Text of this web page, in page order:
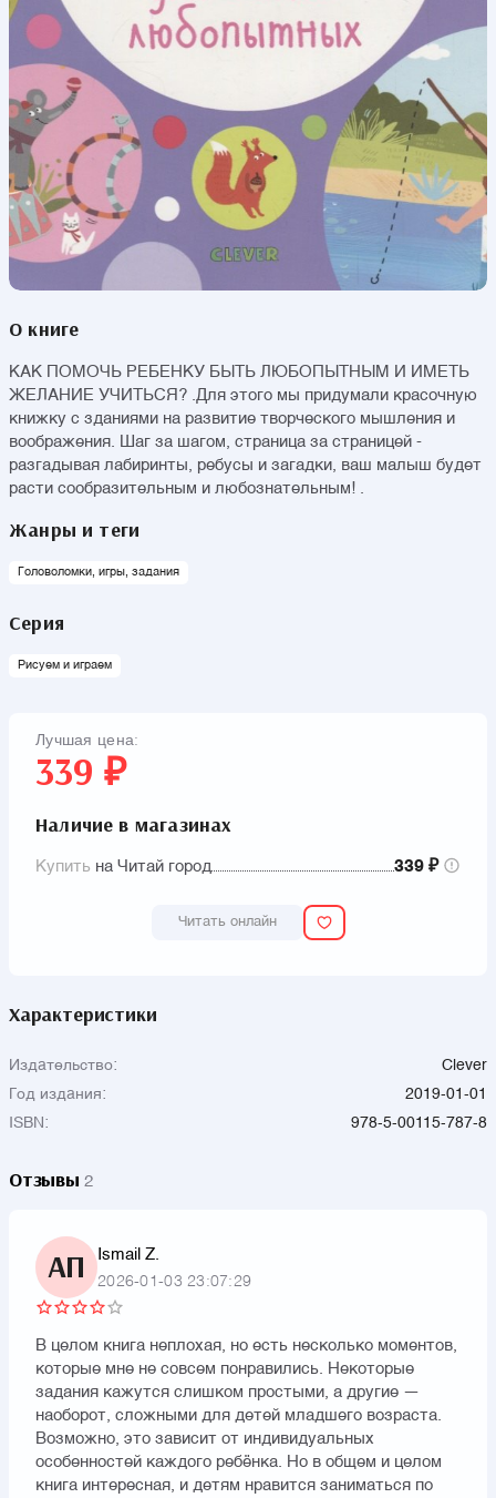
О книге
КАК ПОМОЧЬ РЕБЕНКУ БЫТЬ ЛЮБОПЫТНЫМ И ИМЕТЬ
ЖЕЛАНИЕ УЧИТЬСЯ? .Для этого мы придумали красочную
книжку с зданиями на развитие творческого мышления и
воображения. Шаг за шагом, страница за страницей -
разгадывая лабиринты, ребусы и загадки, ваш малыш будет
расти сообразительным и любознательным! .
Жанры и теги
Головоломки, игры, задания
Серия
Рисуем и играем
Лучшая цена:
339 ₽
Наличие в магазинах
Купить на Читай город 339 ₽
Читать онлайн
Характеристики
Издательство:
Clever
Год издания:
2019-01-01
ISBN:
978-5-00115-787-8
Отзывы 2
АП Ismail Z.
2026-01-03 23:07:29
В целом книга неплохая, но есть несколько моментов,
которые мне не совсем понравились. Некоторые
задания кажутся слишком простыми, а другие —
наоборот, сложными для детей младшего возраста.
Возможно, это зависит от индивидуальных
особенностей каждого ребёнка. Но в общем и целом
книга интересная, и детям нравится заниматься по